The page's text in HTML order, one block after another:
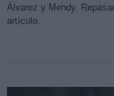
Álvarez y Mendy.
artículo.